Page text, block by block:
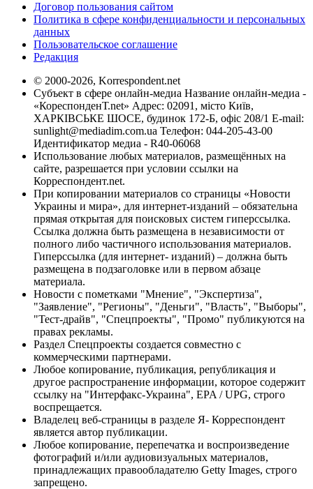
Договор пользования сайтом
Политика в сфере конфиденциальности и персональных
данных
Пользовательское соглашение
Редакция
© 2000-2026, Korrespondent.net
Субъект в сфере онлайн-медиа Название онлайн-медиа -
«КореспонденТ.net» Адрес: 02091, місто Київ,
ХАРКІВСЬКЕ ШОСЕ, будинок 172-Б, офіс 208/1 E-mail:
sunlight@mediadim.com.ua Телефон: 044-205-43-00
Идентификатор медиа - R40-06068
Использование любых материалов, размещённых на
сайте, разрешается при условии ссылки на
Корреспондент.net.
При копировании материалов со страницы «Новости
Украины и мира», для интернет-изданий – обязательна
прямая открытая для поисковых систем гиперссылка.
Ссылка должна быть размещена в независимости от
полного либо частичного использования материалов.
Гиперссылка (для интернет- изданий) – должна быть
размещена в подзаголовке или в первом абзаце
материала.
Новости с пометками "Мнение", "Экспертиза",
"Заявление", "Регионы", "Деньги", "Власть", "Выборы",
"Тест-драйв", "Спецпроекты", "Промо" публикуются на
правах рекламы.
Раздел Спецпроекты создается совместно с
коммерческими партнерами.
Любое копирование, публикация, републикация и
другое распространение информации, которое содержит
ссылку на "Интерфакс-Украина", EPA / UPG, строго
воспрещается.
Владелец веб-страницы в разделе Я- Корреспондент
является автор публикации.
Любое копирование, перепечатка и воспроизведение
фотографий и/или аудиовизуальных материалов,
принадлежащих правообладателю Getty Images, строго
запрещено.